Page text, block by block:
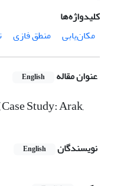
کلیدواژه‌ها
مکان‌یابی
منطق فازی
عنوان مقاله English
Study: Arak,
نویسندگان English